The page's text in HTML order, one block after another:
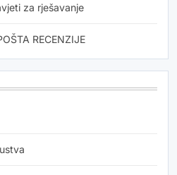
za rješavanje
RECENZIJE